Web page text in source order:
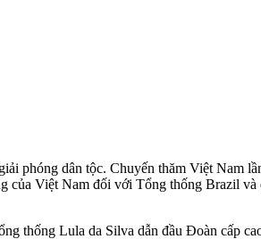
phóng dân tộc. Chuyến thăm Việt Nam
của Việt Nam đối với Tổng thống Brazil và
thống Lula da Silva dẫn đầu Đoàn cấp